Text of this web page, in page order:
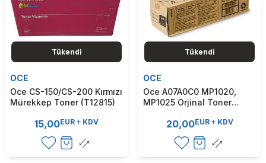
Tükendi
OCE
Oce CS-150/CS-200 Kırmızı
Mürekkep Toner (T12815)
15,00EUR KDV
Tükendi
OCE
Oce A07A0C0 MP1020,
MP1025 Orjinal Toner
20,00EUR KDV